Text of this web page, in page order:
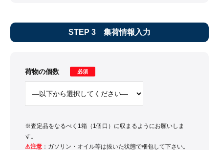
STEP 3 集荷情報入力
荷物の個数 必須
※査定品をなるべく1箱（1個口）に収まるようにお願いしま
す。
⚠注意 ：ガソリン・オイル等は抜いた状態で梱包して下さい。